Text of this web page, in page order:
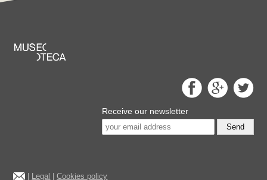
Receive our newsletter
Send
Legal |Cookies policy